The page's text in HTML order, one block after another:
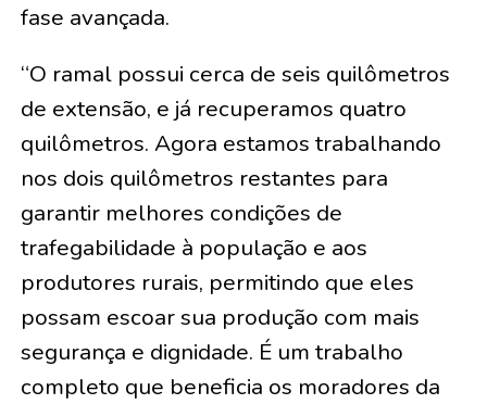
fase avançada.
“O ramal possui cerca de seis quilômetros
de extensão, e já recuperamos quatro
quilômetros. Agora estamos trabalhando
nos dois quilômetros restantes para
garantir melhores condições de
trafegabilidade à população e aos
produtores rurais, permitindo que eles
possam escoar sua produção com mais
segurança e dignidade. É um trabalho
completo que beneficia os moradores da